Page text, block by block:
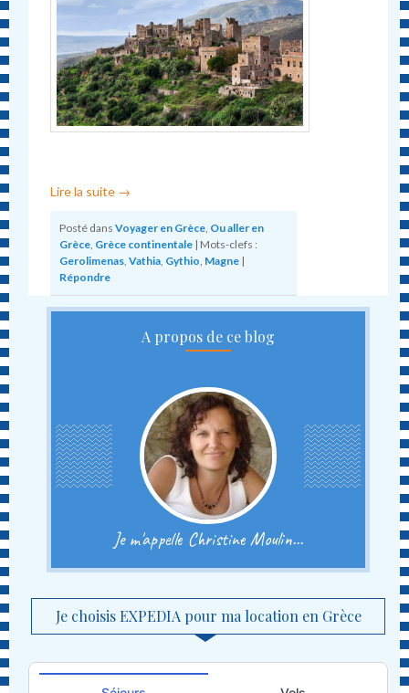
Lire la suite →
Posté dans Voyager en Grèce, Ou aller en
Grèce, Grèce continentale | Mots-clefs :
Gerolimenas,Vathia, Gythio, Magne |
Répondre
A propos de ce blog
Je m'appelle Christine Moulin...
Je choisis EXPEDIA pour ma location en Grèce